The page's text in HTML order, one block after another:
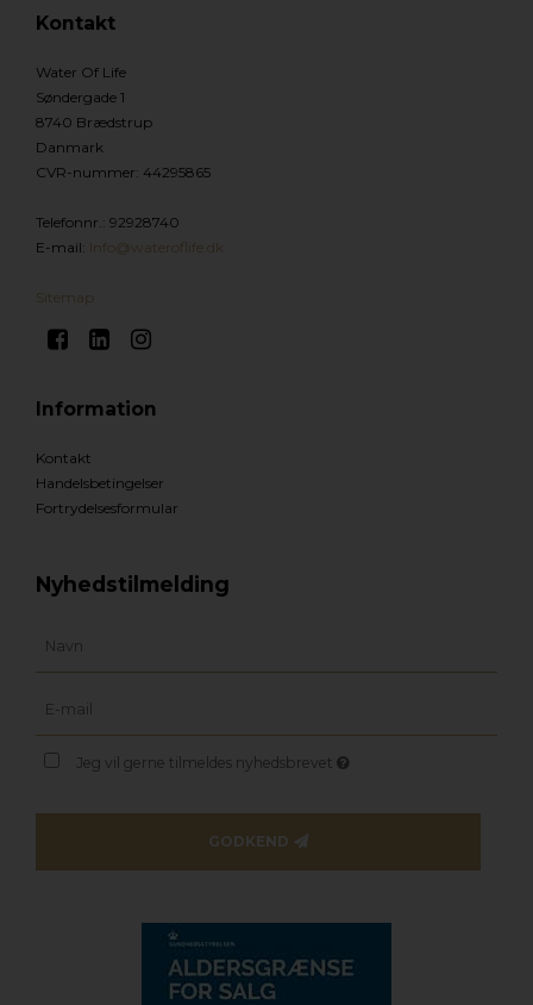
Kontakt
Water Of Life
Søndergade 1
8740 Brædstrup
Danmark
CVR-nummer: 44295865
Telefonnr.: 92928740
E-mail: Info@wateroflife.dk
Sitemap
Information
Kontakt
Handelsbetingelser
Fortrydelsesformular
Nyhedstilmelding
Jeg vil gerne tilmeldes nyhedsbrevet
GODKEND